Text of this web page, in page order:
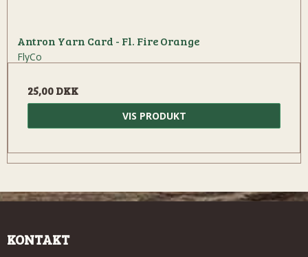
Antron Yarn Card - Fl. Fire Orange
FlyCo
25,00 DKK
VIS PRODUKT
KONTAKT